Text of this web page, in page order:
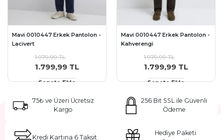
Mavi 0010447 Erkek Pantolon -
Lacivert
1.979,99 TL
1.799,99 TL
Sepete Ekle
Mavi 0010447 Erkek Pantolon -
Kahverengi
1.979,99 TL
1.799,99 TL
Sepete Ekle
75₺ ve Üzeri Ücretsiz
Kargo
256 Bit SSL ile Güvenli
Ödeme
Kredi Kartına 6 Taksit
Hediye Paketi